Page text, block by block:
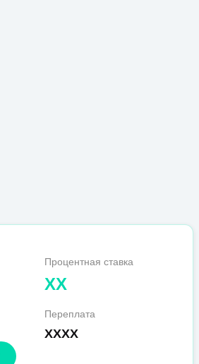
Процентная ставка
XX
Переплата
XXXX